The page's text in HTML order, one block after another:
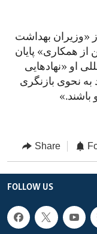
«وزیران بهداشت
همکاری» پایان
او «نهادهایی
به نحوی بازنگری
باشند.»
Share
FOLLOW US